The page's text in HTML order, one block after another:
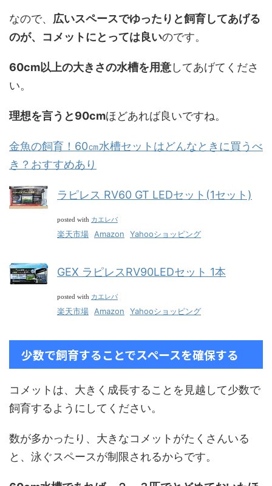
なので、 広いスペースでゆったりと飼育してあげる
のが、コメットにとっては良いのです。
60cm以上の大きさの水槽を用意してあげてくださ
い。
理想を言うと90cmほどあれば良いですね。
金魚の飼育！60㎝水槽セットはどんなときに買うべ
き？おすすめあり
ラピレス RV60 GT LEDセット(1セット)
posted with カエレバ
楽天市場 Amazon Yahooショッピング
GEX ラピレスRV90LEDセット 1本
posted with カエレバ
楽天市場 Amazon Yahooショッピング
少数で飼育することでスペースを確保する
コメットは、大きく成長することを見越して少数で
飼育するようにしてください。
数が多かったり、大きなコメットがたくさんいる
と、泳ぐスペースが制限されるからです。